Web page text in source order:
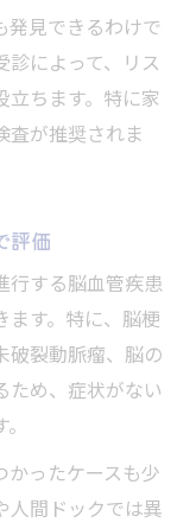
見できるわけで
によって、リス
ちます。特に家
査が推奨されま
評価
行する脳血管疾患
す。特に、脳梗
破裂動脈瘤、脳の
ため、症状がない
ったケースも少
人間ドックでは異